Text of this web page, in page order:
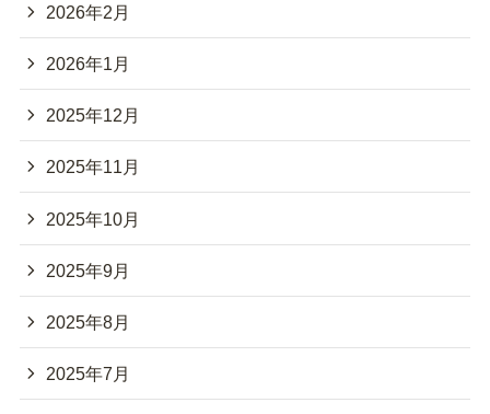
2026年2月
2026年1月
2025年12月
2025年11月
2025年10月
2025年9月
2025年8月
2025年7月